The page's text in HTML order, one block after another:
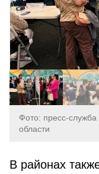
Фото: пресс-служба
области
В районах